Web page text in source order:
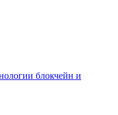
блокчейн и